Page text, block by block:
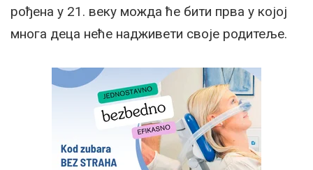
рођена у 21. веку можда ће бити прва у којој
многа деца неће надживети своје родитеље.